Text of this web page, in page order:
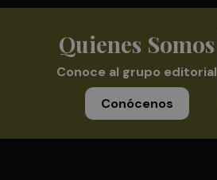
Quienes Somos
Conoce al grupo editorial
Conócenos